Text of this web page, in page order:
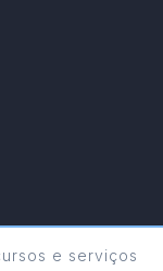
e serviços